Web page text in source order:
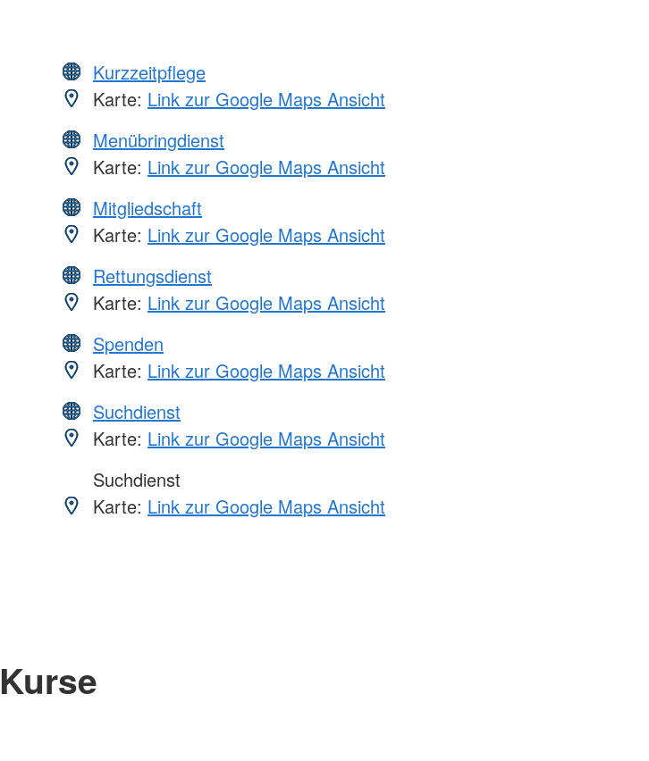
Kurzzeitpflege
Karte: Link zur Google Maps Ansicht
Menübringdienst
Karte: Link zur Google Maps Ansicht
Mitgliedschaft
Karte: Link zur Google Maps Ansicht
Rettungsdienst
Karte: Link zur Google Maps Ansicht
Spenden
Karte: Link zur Google Maps Ansicht
Suchdienst
Karte: Link zur Google Maps Ansicht
Suchdienst
Karte: Link zur Google Maps Ansicht
Kurse